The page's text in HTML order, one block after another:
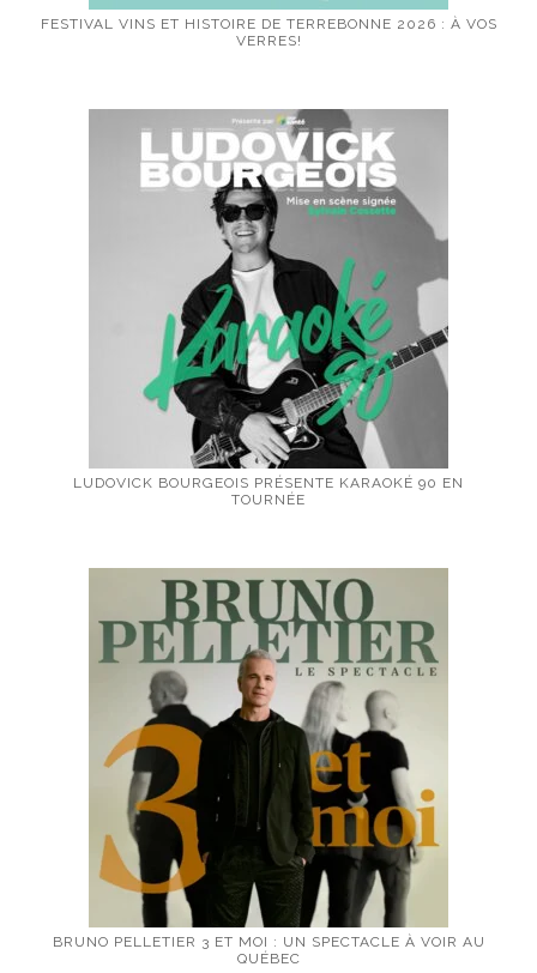
FESTIVAL VINS ET HISTOIRE DE TERREBONNE 2026 : À VOS
VERRES!
LUDOVICK BOURGEOIS PRÉSENTE KARAOKÉ 90 EN
TOURNÉE
BRUNO PELLETIER 3 ET MOI : UN SPECTACLE À VOIR AU
QUÉBEC